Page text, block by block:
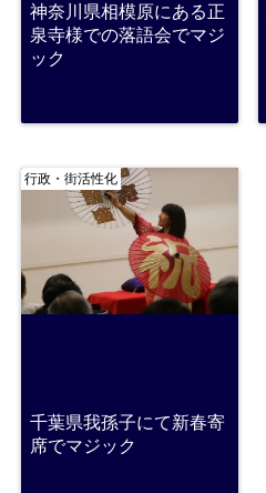
神奈川県相模原にある正
泉寺様での落語会でマジ
ック
行政・街活性化
千葉県我孫子にて新春寄
席でマジック